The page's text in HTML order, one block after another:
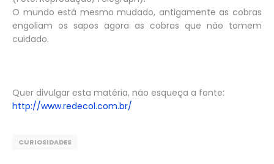
O mundo está mesmo mudado, antigamente as cobras
engoliam os sapos agora as cobras que não tomem
cuidado.
Quer divulgar esta matéria, não esqueça a fonte:
http://www.redecol.com.br/
CURIOSIDADES